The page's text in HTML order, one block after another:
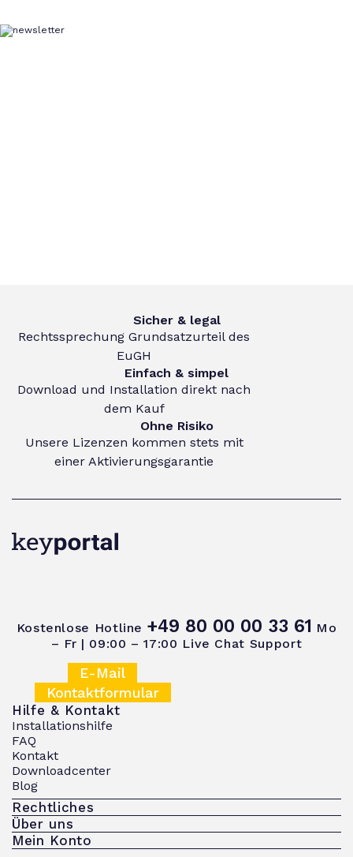
Sicher & legal
Rechtssprechung Grundsatzurteil des
EuGH
Einfach & simpel
Download und Installation direkt nach
dem Kauf
Ohne Risiko
Unsere Lizenzen kommen stets mit
einer Aktivierungsgarantie
Kostenlose Hotline +49 80 00 00 33 61 Mo
– Fr | 09:00 – 17:00 Live Chat Support
E-Mail
Kontaktformular
Hilfe & Kontakt
Installationshilfe
FAQ
Kontakt
Downloadcenter
Blog
Rechtliches
Über uns
Mein Konto